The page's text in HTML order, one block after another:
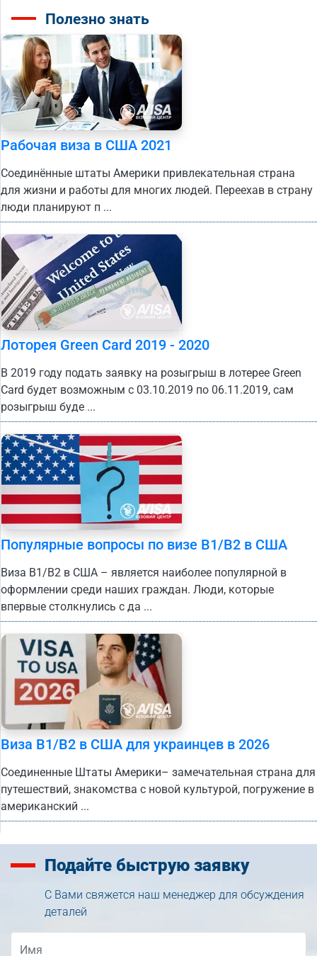
Полезно знать
Рабочая виза в США 2021
Соединённые штаты Америки привлекательная страна
для жизни и работы для многих людей. Переехав в страну
люди планируют п ...
Лоторея Green Card 2019 - 2020
В 2019 году подать заявку на розыгрыш в лотерее Green
Card будет возможным с 03.10.2019 по 06.11.2019, сам
розыгрыш буде ...
Популярные вопросы по визе B1/B2 в США
Виза B1/B2 в США – является наиболее популярной в
оформлении среди наших граждан. Люди, которые
впервые столкнулись с да ...
Виза B1/B2 в США для украинцев в 2026
Соединенные Штаты Америки– замечательная страна для
путешествий, знакомства с новой культурой, погружение в
американский ...
Подайте быструю заявку
С Вами свяжется наш менеджер для обсуждения
деталей